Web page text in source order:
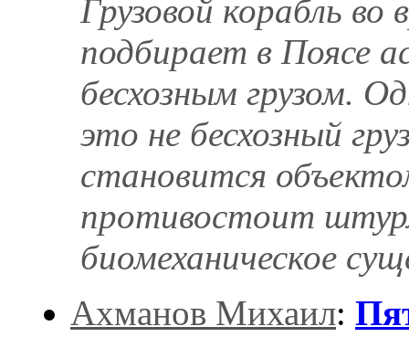
Грузовой корабль во
подбирает в Поясе
бесхозным грузом.
это не бесхозный
становится
противостоит
биомеханическое
Ахманов Михаил: